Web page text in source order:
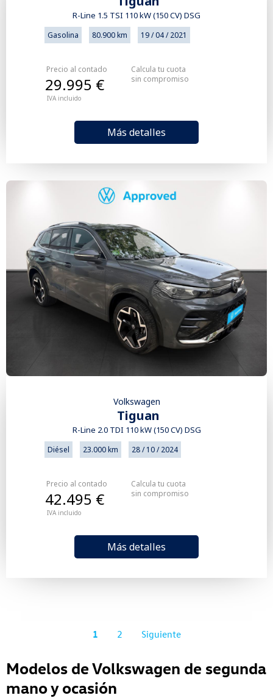
R-Line 1.5 TSI 110 kW (150 CV) DSG
Gasolina 80.900 km 19 / 04 / 2021
Precio al contado
IVA incluido
29.995 €
Más detalles
Calcula tu cuota
sin compromiso
Volkswagen
Tiguan
R-Line 2.0 TDI 110 kW (150 CV) DSG
Diésel 23.000 km 28 / 10 / 2024
Precio al contado
IVA incluido
42.495 €
Más detalles
Calcula tu cuota
sin compromiso
1 2 Siguiente
Modelos de Volkswagen de segunda
mano y ocasión